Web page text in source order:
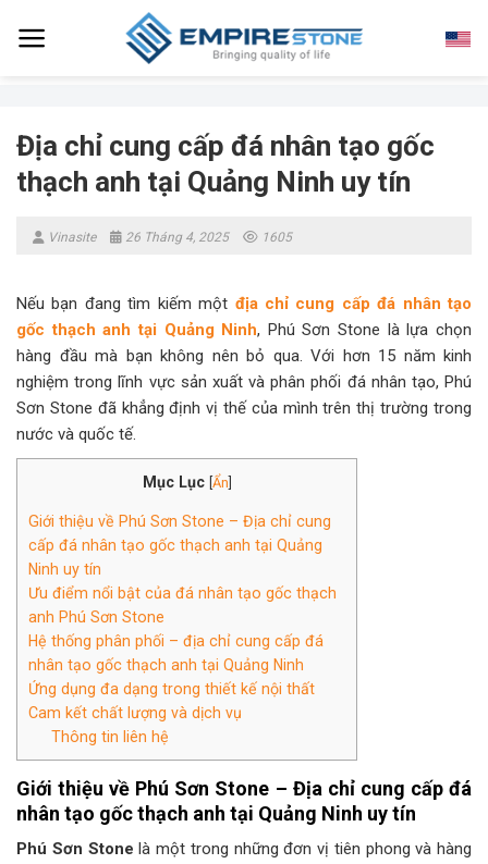
Địa chỉ cung cấp đá nhân tạo gốc
thạch anh tại Quảng Ninh​ uy tín
Vinasite 26 Tháng 4, 2025 1605
Nếu bạn đang tìm kiếm một địa chỉ cung cấp đá nhân tạo
gốc thạch anh tại Quảng Ninh, Phú Sơn Stone là lựa chọn
hàng đầu mà bạn không nên bỏ qua. Với hơn 15 năm kinh
nghiệm trong lĩnh vực sản xuất và phân phối đá nhân tạo, Phú
Sơn Stone đã khẳng định vị thế của mình trên thị trường trong
nước và quốc tế.​
Mục Lục [Ẩn]
Giới thiệu về Phú Sơn Stone – Địa chỉ cung
cấp đá nhân tạo gốc thạch anh tại Quảng
Ninh​ uy tín
Ưu điểm nổi bật của đá nhân tạo gốc thạch
anh Phú Sơn Stone
Hệ thống phân phối – địa chỉ cung cấp đá
nhân tạo gốc thạch anh tại Quảng Ninh
Ứng dụng đa dạng trong thiết kế nội thất
Cam kết chất lượng và dịch vụ
Thông tin liên hệ
Giới thiệu về Phú Sơn Stone – Địa chỉ cung cấp đá
nhân tạo gốc thạch anh tại Quảng Ninh​ uy tín
Phú Sơn Stone là một trong những đơn vị tiên phong và hàng